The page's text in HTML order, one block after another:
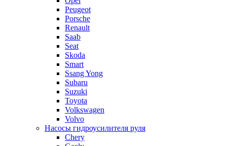
Peugeot
Porsche
Renault
Saab
Seat
Skoda
Smart
Ssang Yong
Subaru
Suzuki
Toyota
Volkswagen
Volvo
Насосы гидроусилителя руля
Chery